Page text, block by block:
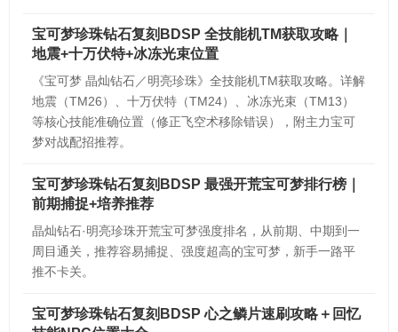
宝可梦珍珠钻石复刻BDSP 全技能机TM获取攻略｜
地震+十万伏特+冰冻光束位置
《宝可梦 晶灿钻石／明亮珍珠》全技能机TM获取攻略。详解
地震（TM26）、十万伏特（TM24）、冰冻光束（TM13）
等核心技能准确位置（修正飞空术移除错误），附主力宝可
梦对战配招推荐。
宝可梦珍珠钻石复刻BDSP 最强开荒宝可梦排行榜｜
前期捕捉+培养推荐
晶灿钻石·明亮珍珠开荒宝可梦强度排名，从前期、中期到一
周目通关，推荐容易捕捉、强度超高的宝可梦，新手一路平
推不卡关。
宝可梦珍珠钻石复刻BDSP 心之鳞片速刷攻略＋回忆